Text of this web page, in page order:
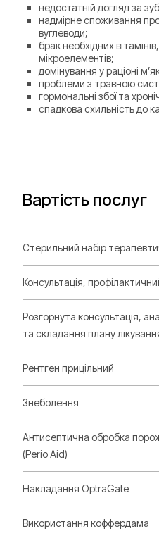
недостатній догляд за
надмірне споживання
вуглеводи;
брак необхідних
мікроелементів;
домінування у раціоні
проблеми з травною
гормональні збої та
спадкова схильність до
Вартість послуг
Стерильний набір
Консультація,
Розгорнута консультація,
та складання плану
Рентген прицільний
Знеболення
Антисептична обробка
(Perio Aid)
Накладання OptraGate
Використання коффердама